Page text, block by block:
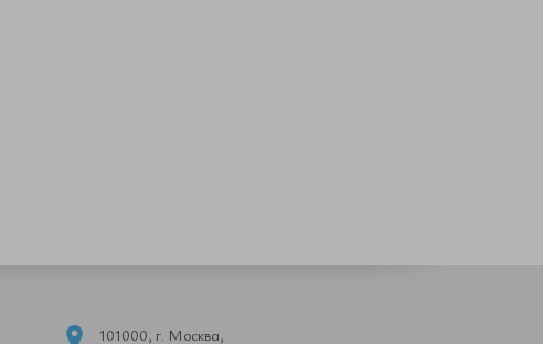
101000, г. Москва,